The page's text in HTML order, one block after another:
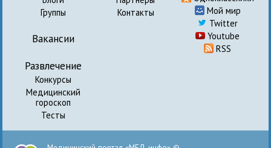
Группы
Вакансии
Развлечение
Конкурсы
Медицинский
гороскоп
Тесты
Контакты
Мой мир
Twitter
Youtube
RSS